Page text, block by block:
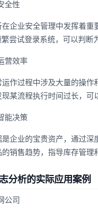
全性
在企业安全管理中发挥着
尝试登录系统，可以判断
营效率
作过程中涉及大量的操作
某流程执行时间过长，可
能决策
是企业的宝贵资产，通过
销售趋势，指导库存管理
分析的实际应用案例
公司